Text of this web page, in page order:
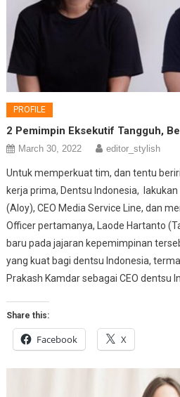
PROFILE
2 Pemimpin Eksekutif Tangguh,
March 30, 2022 editor_stylish
Untuk memperkuat tim, dan tentu
kerja prima, Dentsu Indonesia,
(Aloy), CEO Media Service Line, dan
Officer pertamanya, Laode Hartanto
baru pada jajaran kepemimpinan
yang kuat bagi dentsu Indonesia,
Prakash Kamdar sebagai CEO dentsu
Share this:
Facebook X